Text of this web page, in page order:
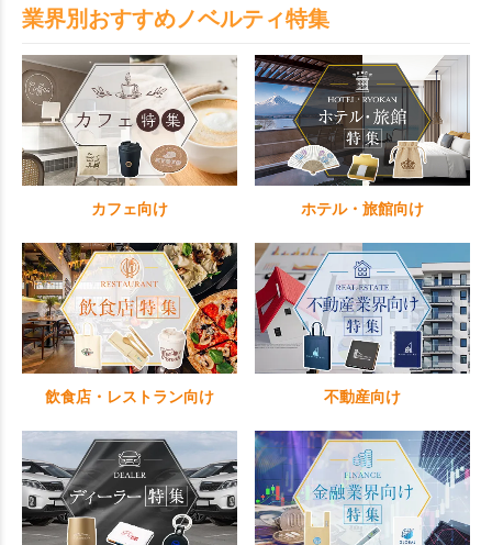
ックなカラーも揃っていま
す。開くときに便利なジャン
プ式がうれしい商品です。一
度使えば手放せなくなること
間違いなし。
業界別おすすめノベルティ特集
カフェ向け ホテル・旅館向け
飲食店・レストラン向け 不動産向け